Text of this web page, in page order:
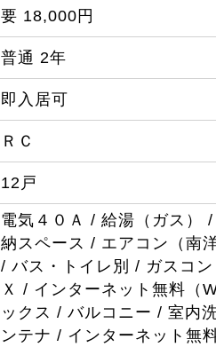
要 18,000円
普通 2年
即入居可
ＲＣ
12戸
電気４０Ａ
給湯（ガス）
納スペース
エアコン（南
バス・トイレ別
ガスコ
Ｘ
インターネット無料（
ックス
バルコニー
室内
ンテナ
インターネット無